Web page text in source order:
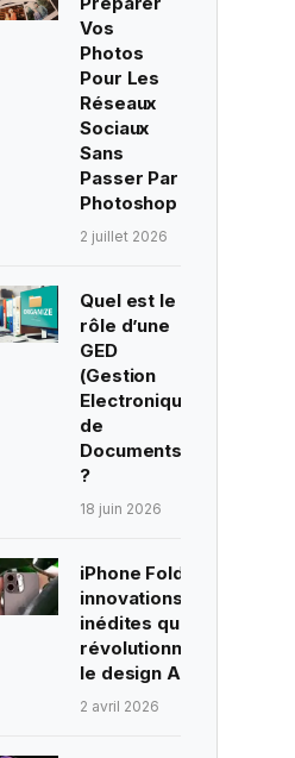
Vos
Photos
Pour Les
Réseaux
Sociaux
Sans
Passer Par
Photoshop
2 juillet 2026
Quel est le
rôle d’une
GED
(Gestion
Electronique
de
Documents)
?
18 juin 2026
iPhone Fold : Trois
innovations
inédites qui
révolutionneraient
le design Apple
2 avril 2026